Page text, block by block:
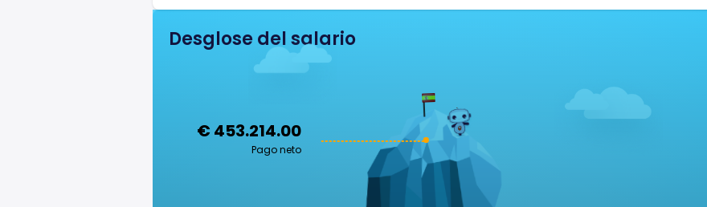
Desglose del salario
€ 453.214.00
Pago neto